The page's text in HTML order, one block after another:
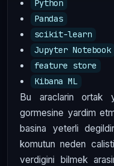
Python
Pandas
scikit-learn
Jupyter Notebook
feature store
Kibana ML
Bu araclarin ortak
gormesine yardim
basina yeterli
komutun neden
verdigini bilmek